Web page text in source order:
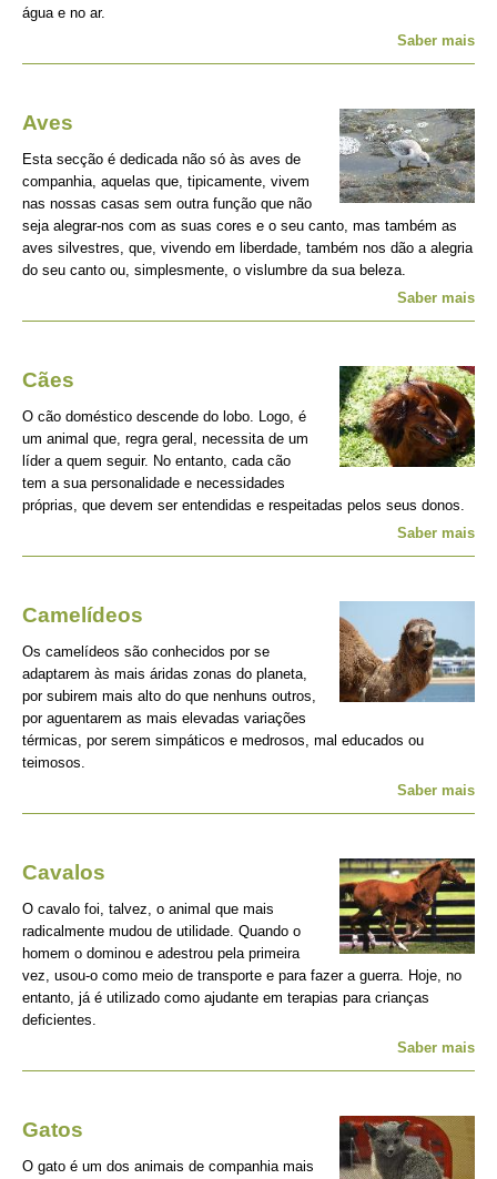
água e no ar.
Saber mais
Aves
Esta secção é dedicada não só às aves de
companhia, aquelas que, tipicamente, vivem
nas nossas casas sem outra função que não
seja alegrar-nos com as suas cores e o seu canto, mas também as
aves silvestres, que, vivendo em liberdade, também nos dão a alegria
do seu canto ou, simplesmente, o vislumbre da sua beleza.
Saber mais
Cães
O cão doméstico descende do lobo. Logo, é
um animal que, regra geral, necessita de um
líder a quem seguir. No entanto, cada cão
tem a sua personalidade e necessidades
próprias, que devem ser entendidas e respeitadas pelos seus donos.
Saber mais
Camelídeos
Os camelídeos são conhecidos por se
adaptarem às mais áridas zonas do planeta,
por subirem mais alto do que nenhuns outros,
por aguentarem as mais elevadas variações
térmicas, por serem simpáticos e medrosos, mal educados ou
teimosos.
Saber mais
Cavalos
O cavalo foi, talvez, o animal que mais
radicalmente mudou de utilidade. Quando o
homem o dominou e adestrou pela primeira
vez, usou-o como meio de transporte e para fazer a guerra. Hoje, no
entanto, já é utilizado como ajudante em terapias para crianças
deficientes.
Saber mais
Gatos
O gato é um dos animais de companhia mais